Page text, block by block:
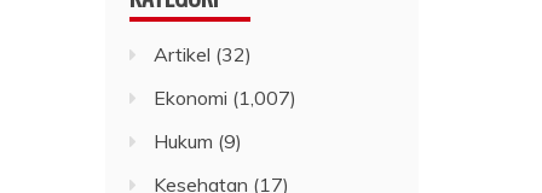
Artikel (32)
Ekonomi (1,007)
Hukum (9)
Kesehatan (17)